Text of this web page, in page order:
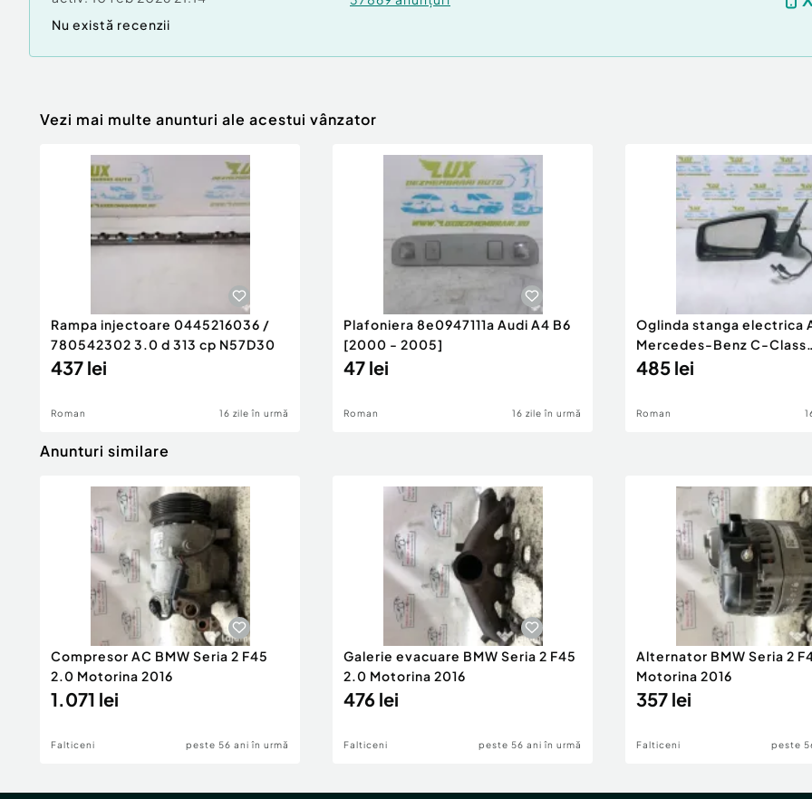
Nu există recenzii
Vezi mai multe anunturi ale acestui vânzator
Rampa injectoare 0445216036 /
780542302 3.0 d 313 cp N57D30
437 lei
Roman 16 zile în urmă
Plafoniera 8e0947111a Audi A4 B6
[2000 - 2005]
47 lei
Roman 16 zile în urmă
Oglinda stanga electrica
Mercedes-Benz C-Class
W204/S204 [200
485 lei
Roman
Anunturi similare
Compresor AC BMW Seria 2 F45
2.0 Motorina 2016
1.071 lei
Falticeni peste 56 ani în urmă
Galerie evacuare BMW Seria 2 F45
2.0 Motorina 2016
476 lei
Falticeni peste 56 ani în urmă
Alternator BMW Seria 2
Motorina 2016
357 lei
Falticeni peste